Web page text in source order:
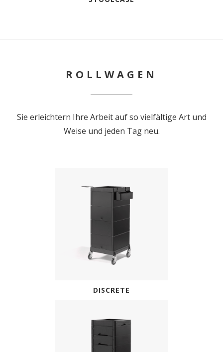
ROLLWAGEN
Sie erleichtern Ihre Arbeit auf so vielfältige Art und
Weise und jeden Tag neu.
DISCRETE